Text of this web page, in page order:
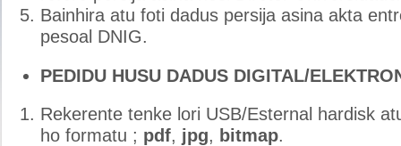
Bainhira atu foti dadus persija asina akta
pesoal DNIG.
PEDIDU HUSU DADUS DIGITAL/
Rekerente tenke lori USB/Esternal hardisk
ho formatu ; pdf, jpg, bitmap.